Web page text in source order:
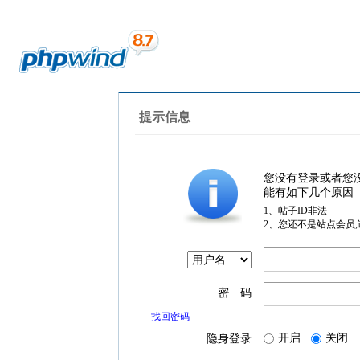
提示信息
您没有登录或者您
能有如下几个原因
1、帖子ID非法
2、您还不是站点会员
密 码
找回密码
隐身登录 开启 关闭